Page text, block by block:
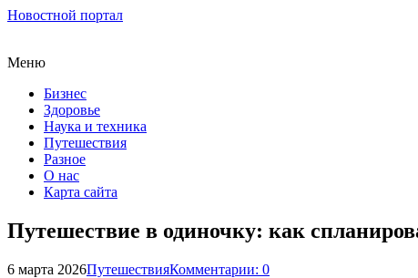
Новостной портал
Меню
Бизнес
Здоровье
Наука и техника
Путешествия
Разное
О нас
Карта сайта
Путешествие в одиночку: как
6 марта 2026ПутешествияКомментарии: 0